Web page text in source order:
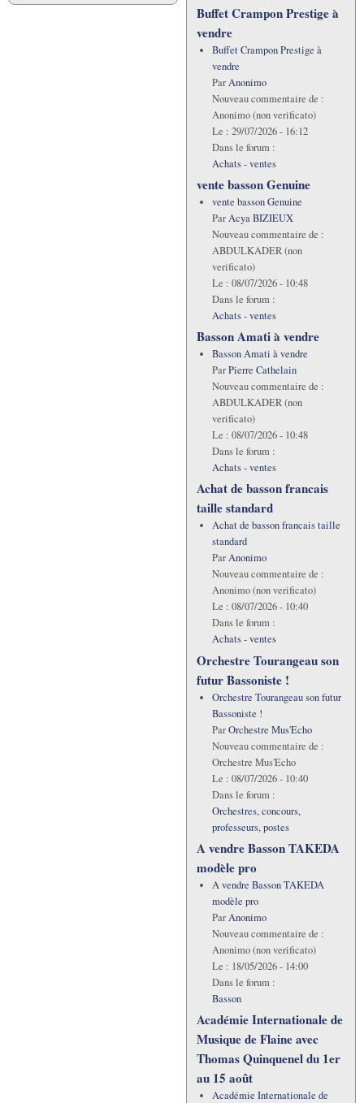
Buffet Crampon Prestige à
vendre
Buffet Crampon Prestige à
vendre
ParAnonimo
Nouveau commentaire de :
Anonimo (non verificato)
Le : 29/07/2026 - 16:12
Dans le forum :
Achats - ventes
vente basson Genuine
vente basson Genuine
ParAcya BIZIEUX
Nouveau commentaire de :
ABDULKADER (non
verificato)
Le : 08/07/2026 - 10:48
Dans le forum :
Achats - ventes
Basson Amati à vendre
Basson Amati à vendre
ParPierre Cathelain
Nouveau commentaire de :
ABDULKADER (non
verificato)
Le : 08/07/2026 - 10:48
Dans le forum :
Achats - ventes
Achat de basson francais
taille standard
Achat de basson francais taille
standard
ParAnonimo
Nouveau commentaire de :
Anonimo (non verificato)
Le : 08/07/2026 - 10:40
Dans le forum :
Achats - ventes
Orchestre Tourangeau son
futur Bassoniste !
Orchestre Tourangeau son futur
Bassoniste !
ParOrchestre Mus'Echo
Nouveau commentaire de :
Orchestre Mus'Echo
Le : 08/07/2026 - 10:40
Dans le forum :
Orchestres, concours,
professeurs, postes
A vendre Basson TAKEDA
modèle pro
A vendre Basson TAKEDA
modèle pro
ParAnonimo
Nouveau commentaire de :
Anonimo (non verificato)
Le : 18/05/2026 - 14:00
Dans le forum :
Basson
Académie Internationale de
Musique de Flaine avec
Thomas Quinquenel du 1er
au 15 août
Académie Internationale de